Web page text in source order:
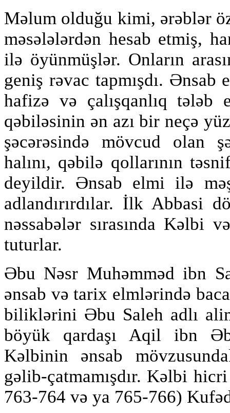
Məlum olduğu kimi, ərəblər
məsələlərdən hesab etmiş,
ilə öyünmüşlər. Onların
geniş rəvac tapmışdı. Ənsab
hafizə və çalışqanlıq
qəbiləsinin ən azı bir neçə
şəcərəsində mövcud olan
halını, qəbilə qollarının
deyildir. Ənsab elmi ilə
adlandırırdılar. İlk Abbasi
nəssabələr sırasında Kəlbi
tuturlar.
Əbu Nəsr Muhəmməd ibn
ənsab və tarix elmlərində
biliklərini Əbu Saleh adlı
böyük qardaşı Aqil ibn
Kəlbinin ənsab
gəlib-çatmamışdır. Kəlbi
763-764 və ya 765-766)